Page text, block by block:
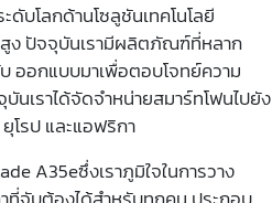
ดับโลกด้านโซลูชันเทคโนโลยี
สูง ปัจจุบันเรามีผลิตภัณฑ์ที่หลาก
ออกแบบมาเพื่อตอบโจทย์ความ
เราได้จัดจำหน่ายสมาร์ทโฟนไปยัง
โรป และแอฟริกา
A35eซึ่งเราภูมิใจในการวาง